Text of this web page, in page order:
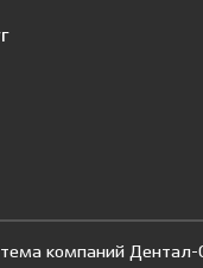
компаний Дентал-